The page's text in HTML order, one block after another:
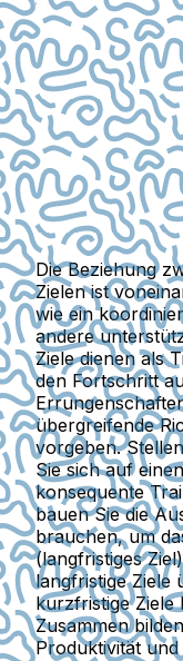
Die Beziehung
Zielen ist
wie ein
andere
Ziele dienen als
den Fortschritt
übergreifende
vorgeben.
Sie sich auf
konsequente
bauen Sie die
brauchen, um
(langfristiges
langfristige Ziele
kurzfristige Ziele
Zusammen
Produktivität